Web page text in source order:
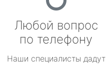
Любой вопрос
по телефону
Наши специалисты дадут